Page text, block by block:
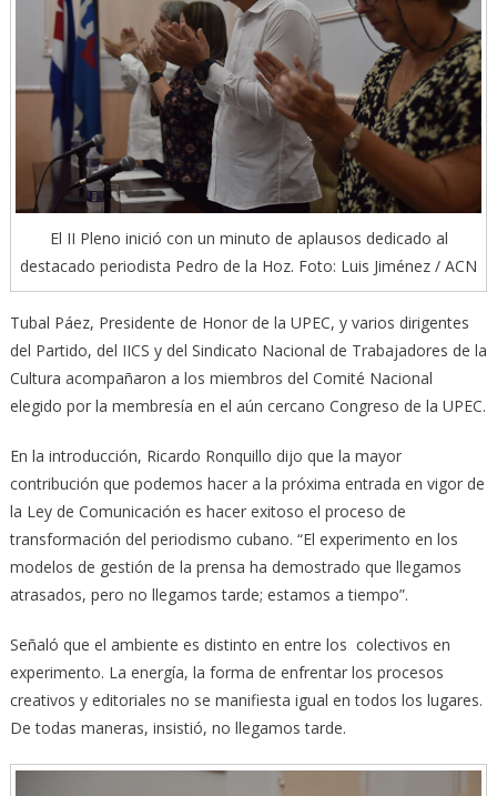
El II Pleno inició con un minuto de aplausos dedicado al
destacado periodista Pedro de la Hoz. Foto: Luis Jiménez / ACN
Tubal Páez, Presidente de Honor de la UPEC, y varios dirigentes
del Partido, del IICS y del Sindicato Nacional de Trabajadores de la
Cultura acompañaron a los miembros del Comité Nacional
elegido por la membresía en el aún cercano Congreso de la UPEC.
En la introducción, Ricardo Ronquillo dijo que la mayor
contribución que podemos hacer a la próxima entrada en vigor de
la Ley de Comunicación es hacer exitoso el proceso de
transformación del periodismo cubano. “El experimento en los
modelos de gestión de la prensa ha demostrado que llegamos
atrasados, pero no llegamos tarde; estamos a tiempo”.
Señaló que el ambiente es distinto en entre los colectivos en
experimento. La energía, la forma de enfrentar los procesos
creativos y editoriales no se manifiesta igual en todos los lugares.
De todas maneras, insistió, no llegamos tarde.